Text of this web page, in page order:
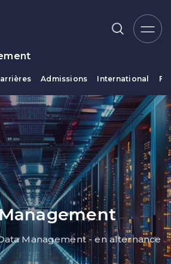
Admissions International
Management - en alternance